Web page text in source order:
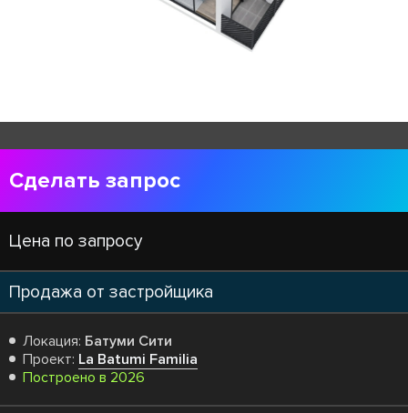
Сделать запрос
Цена по запросу
Продажа от застройщика
Локация: Батуми Сити
Проект: La Batumi Familia
Построено в 2026